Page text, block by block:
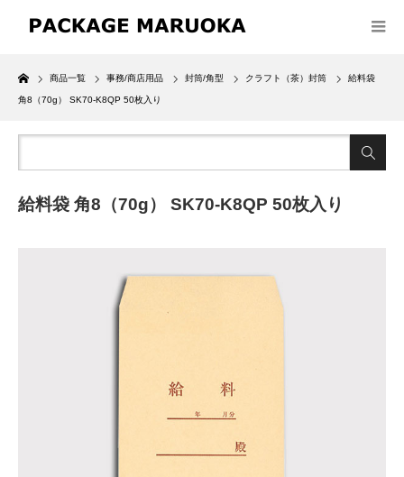
Home
商品一覧 事務/商店用品 封筒/角型 クラフト（茶）封筒 給料袋
角8（70g） SK70-K8QP 50枚入り
給料袋 角8（70g） SK70-K8QP 50枚入り